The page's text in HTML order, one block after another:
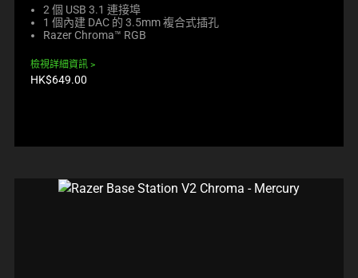
2 個 USB 3.1 連接埠
1 個內建 DAC 的 3.5mm 複合式插孔
Razer Chroma™ RGB
檢視詳細資訊
產
HK$649.00